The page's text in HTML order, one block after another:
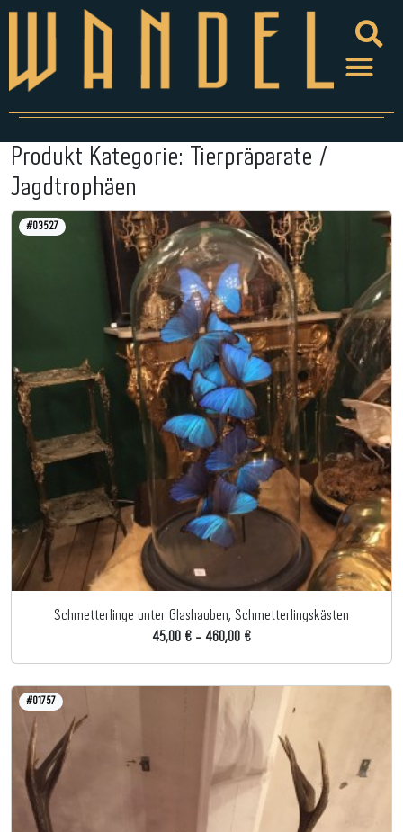
Produkt Kategorie:
Tierpräparate /
Jagdtrophäen
#03527
Schmetterlinge unter Glashauben, Schmetterlingskästen
45,00 € - 460,00 €
#01757